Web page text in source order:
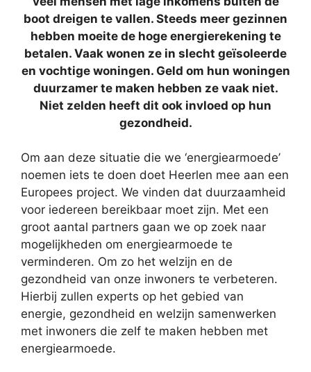
boot dreigen te vallen. Steeds meer gezinnen
hebben moeite de hoge energierekening te
betalen. Vaak wonen ze in slecht geïsoleerde
en vochtige woningen. Geld om hun woningen
duurzamer te maken hebben ze vaak niet.
Niet zelden heeft dit ook invloed op hun
gezondheid.
Om aan deze situatie die we ‘energiearmoede’
noemen iets te doen doet Heerlen mee aan een
Europees project. We vinden dat duurzaamheid
voor iedereen bereikbaar moet zijn. Met een
groot aantal partners gaan we op zoek naar
mogelijkheden om energiearmoede te
verminderen. Om zo het welzijn en de
gezondheid van onze inwoners te verbeteren.
Hierbij zullen experts op het gebied van
energie, gezondheid en welzijn samenwerken
met inwoners die zelf te maken hebben met
energiearmoede.